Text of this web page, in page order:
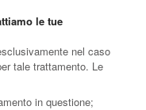
le tue
nel caso
tale trattamento. Le
in questione;